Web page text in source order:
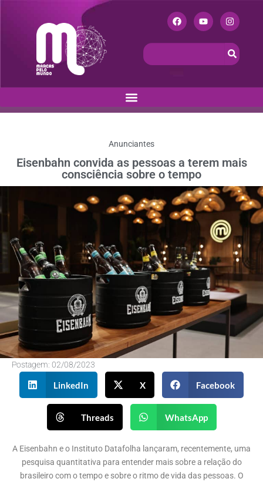
Anunciantes
Eisenbahn convida as pessoas a terem mais
consciência sobre o tempo
Postagem: 02/08/2023
LinkedIn X Facebook
Threads WhatsApp
A Eisenbahn e o Instituto Datafolha lançaram, recentemente, uma
pesquisa quantitativa para entender mais sobre a relação do
brasileiro com o tempo e sobre o ritmo de vida das pessoas. O